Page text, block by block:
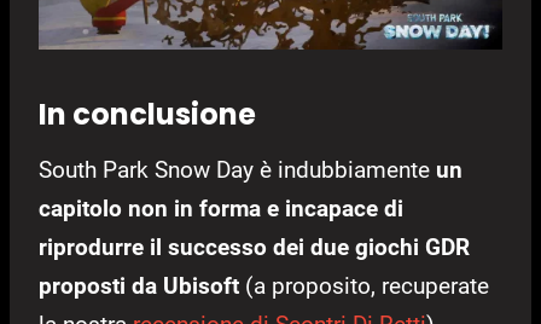
In conclusione
South Park Snow Day è indubbiamente un
capitolo non in forma e incapace di
riprodurre il successo dei due giochi GDR
proposti da Ubisoft (a proposito, recuperate